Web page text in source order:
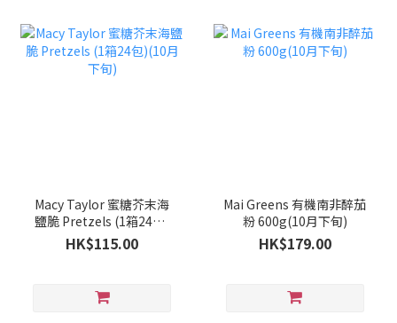
Macy Taylor 蜜糖芥末海
鹽脆 Pretzels (1箱24包)
(10月下旬)
HK$115.00
Mai Greens 有機南非醉茄
粉 600g(10月下旬)
HK$179.00